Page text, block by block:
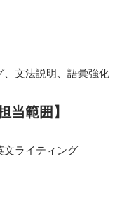
文法説明、語彙強化
当範囲】
文ライティング